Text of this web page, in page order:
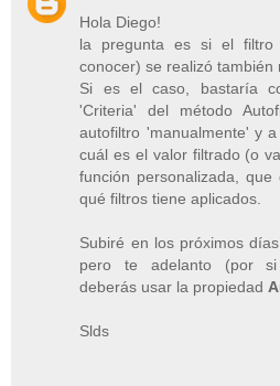
Hola Diego!
la pregunta es si el filtro
conocer) se realizó también
Si es el caso, bastaría
'Criteria' del método
autofiltro 'manualmente' y
cuál es el valor filtrado (o
función personalizada,
qué filtros tiene aplicados.
Subiré en los próximos
pero te adelanto (por si
deberás usar la propiedad
Slds